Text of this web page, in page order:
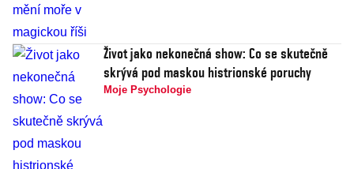
Život jako nekonečná show: Co se skutečně
skrývá pod maskou histrionské poruchy
Moje Psychologie